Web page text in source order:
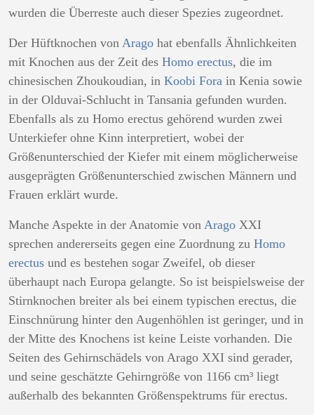
wurden die Überreste auch dieser Spezies zugeordnet.
Der Hüftknochen von Arago hat ebenfalls Ähnlichkeiten
mit Knochen aus der Zeit des Homo erectus, die im
chinesischen Zhoukoudian, in Koobi Fora in Kenia sowie
in der Olduvai-Schlucht in Tansania gefunden wurden.
Ebenfalls als zu Homo erectus gehörend wurden zwei
Unterkiefer ohne Kinn interpretiert, wobei der
Größenunterschied der Kiefer mit einem möglicherweise
ausgeprägten Größenunterschied zwischen Männern und
Frauen erklärt wurde.
Manche Aspekte in der Anatomie von Arago XXI
sprechen andererseits gegen eine Zuordnung zu Homo
erectus und es bestehen sogar Zweifel, ob dieser
überhaupt nach Europa gelangte. So ist beispielsweise der
Stirnknochen breiter als bei einem typischen erectus, die
Einschnürung hinter den Augenhöhlen ist geringer, und in
der Mitte des Knochens ist keine Leiste vorhanden. Die
Seiten des Gehirnschädels von Arago XXI sind gerader,
und seine geschätzte Gehirngröße von 1166 cm³ liegt
außerhalb des bekannten Größenspektrums für erectus.